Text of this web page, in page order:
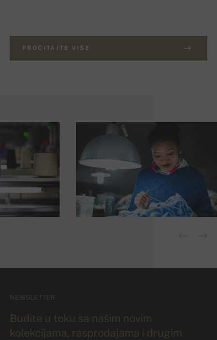
PROČITAJTE VIŠE
NEWSLETTER
Budite u toku sa našim novim
kolekcijama, rasprodajama i drugim